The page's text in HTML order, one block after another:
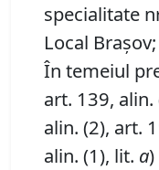
specialitate
Local Brașov;
În temeiul
art. 139, alin.
alin. (2), art.
alin. (1), lit. a